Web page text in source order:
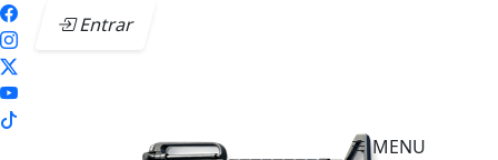
Entrar
MENU